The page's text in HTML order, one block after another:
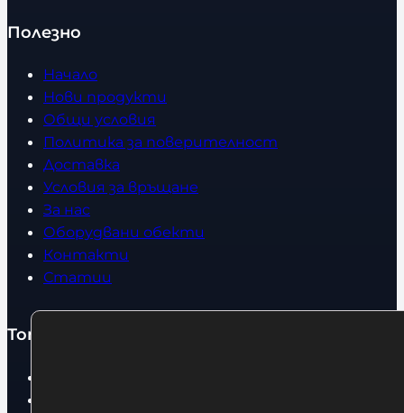
Полезно
Начало
Нови продукти
Общи условия
Политика за поверителност
Доставка
Условия за връщане
За нас
Оборудвани обекти
Контакти
Статии
Топ категории